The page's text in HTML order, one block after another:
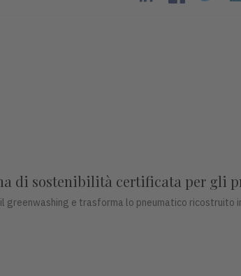
di sostenibilità certificata per gli
greenwashing e trasforma lo pneumatico ricostruito